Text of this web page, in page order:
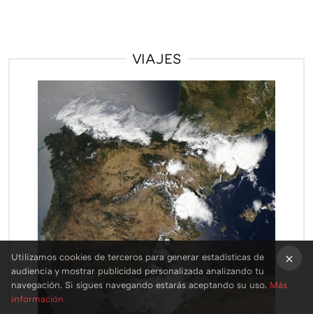
VIAJES
Utilizamos cookies de terceros para generar estadísticas de
audiencia y mostrar publicidad personalizada analizando tu
navegación. Si sigues navegando estarás aceptando su uso. Más
información